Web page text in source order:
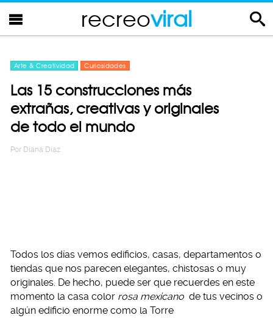
recreoviral
Arte & Creatividad Curiosidades
Las 15 construcciones más
extrañas, creativas y originales
de todo el mundo
Por Diana Diaz
Todos los días vemos edificios, casas, departamentos o
tiendas que nos parecen elegantes, chistosas o muy
originales. De hecho, puede ser que recuerdes en este
momento la casa color rosa mexicano de tus vecinos o
algún edificio enorme como la Torre